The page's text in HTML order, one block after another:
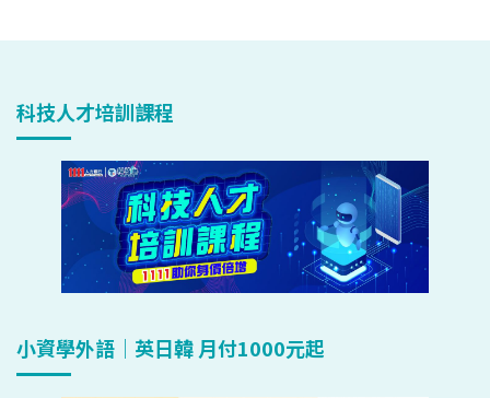
科技人才培訓課程
小資學外語｜英日韓 月付1000元起